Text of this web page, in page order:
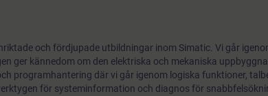
och fördjupade utbildningar inom Simatic. Vi går
ger kännedom om den elektriska och mekaniska
programhantering där vi går igenom logiska funktioner,
för systeminformation och diagnos för